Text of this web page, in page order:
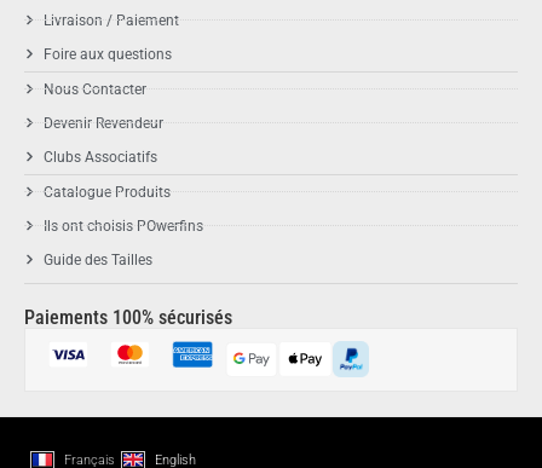
Livraison / Paiement
Foire aux questions
Nous Contacter
Devenir Revendeur
Clubs Associatifs
Catalogue Produits
Ils ont choisis POwerfins
Guide des Tailles
Paiements 100% sécurisés
Français English